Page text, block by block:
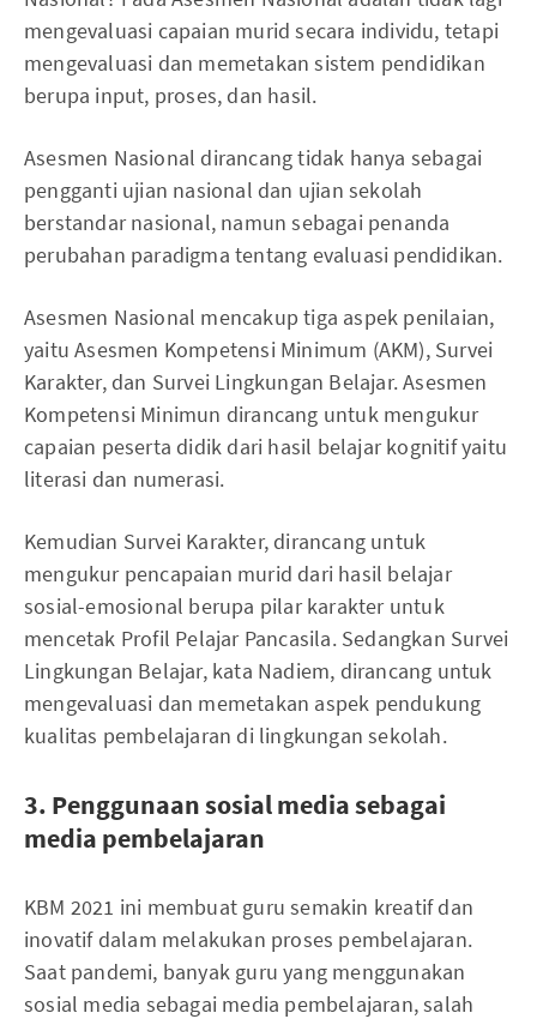
mengevaluasi capaian murid secara individu, tetapi
mengevaluasi dan memetakan sistem pendidikan
berupa input, proses, dan hasil.
Asesmen Nasional dirancang tidak hanya sebagai
pengganti ujian nasional dan ujian sekolah
berstandar nasional, namun sebagai penanda
perubahan paradigma tentang evaluasi pendidikan.
Asesmen Nasional mencakup tiga aspek penilaian,
yaitu Asesmen Kompetensi Minimum (AKM), Survei
Karakter, dan Survei Lingkungan Belajar. Asesmen
Kompetensi Minimun dirancang untuk mengukur
capaian peserta didik dari hasil belajar kognitif yaitu
literasi dan numerasi.
Kemudian Survei Karakter, dirancang untuk
mengukur pencapaian murid dari hasil belajar
sosial-emosional berupa pilar karakter untuk
mencetak Profil Pelajar Pancasila. Sedangkan Survei
Lingkungan Belajar, kata Nadiem, dirancang untuk
mengevaluasi dan memetakan aspek pendukung
kualitas pembelajaran di lingkungan sekolah.
3. Penggunaan sosial media sebagai
media pembelajaran
KBM 2021 ini membuat guru semakin kreatif dan
inovatif dalam melakukan proses pembelajaran.
Saat pandemi, banyak guru yang menggunakan
sosial media sebagai media pembelajaran, salah